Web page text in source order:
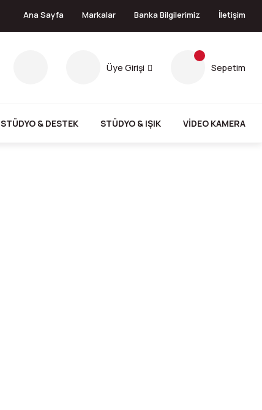
Ana Sayfa Markalar Banka Bilgilerimiz İletişim
Üye Girişi Sepetim
STÜDYO & DESTEK STÜDYO & IŞIK VİDEO KAMERA